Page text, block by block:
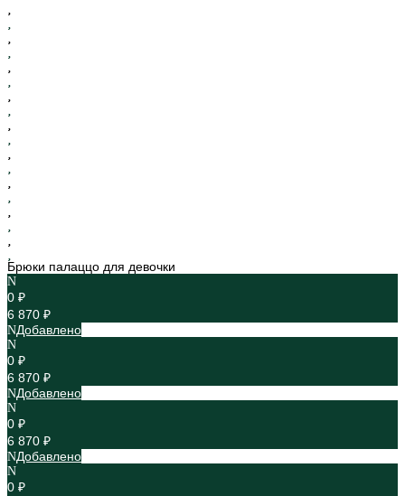
Брюки палаццо для девочки
0 ₽
6 870 ₽
Добавлено
0 ₽
6 870 ₽
Добавлено
0 ₽
6 870 ₽
Добавлено
0 ₽